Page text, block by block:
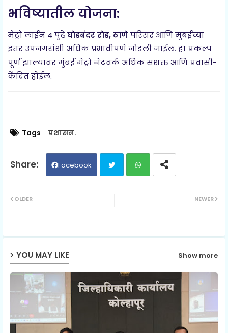
भविष्यातील योजना:
मेट्रो लाईन 4 पुढेघोडबंदर रोड, ठाणेपरिसर आणि मुंबईच्या
इतर उपनगरांशी अधिक प्रभावीपणे जोडली जाईल. हा प्रकल्प
पूर्ण झाल्यावर मुंबई मेट्रो नेटवर्क अधिक सशक्त आणि प्रवासी-
केंद्रित होईल.
Tags प्रशासन.
Facebook
ap
NEWER
OLDER
YOU MAY LIKE Show more